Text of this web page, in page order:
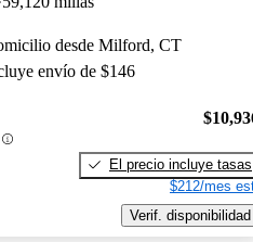
desde Milford, CT
envío de $146
El precio incluye tasas
$212/mes
Verif. disponibilidad